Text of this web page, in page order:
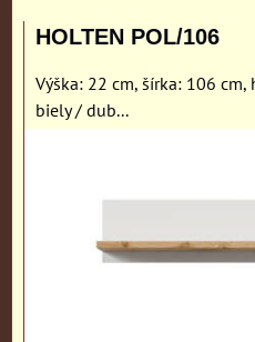
HOLTEN POL/106
Výška: 22 cm, šírka: 106
biely / dub...